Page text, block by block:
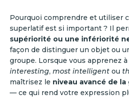
Pourquoi comprendre et utiliser
superlatif est si important ? Il
supériorité ou une infériorité
façon de distinguer un objet ou
groupe. Lorsque vous apprenez
interesting, most intelligent ou
maîtrisez le niveau avancé de la
— ce qui rend votre expression